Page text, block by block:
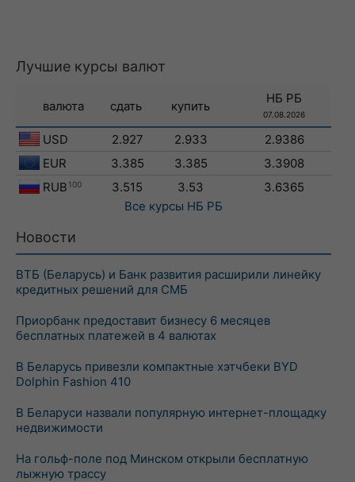
Лучшие курсы валют
валюта сдать купить
НБ РБ
07.08.2026
USD 2.927 2.933
2.9386
EUR
3.385 3.385
3.3908
RUB 100 3.515 3.53
3.6365
Все курсы НБ РБ
Новости
ВТБ (Беларусь) и Банк развития расширили линейку
кредитных решений для СМБ
Приорбанк предоставит бизнесу 6 месяцев
бесплатных платежей в 4 валютах
В Беларусь привезли компактные хэтчбеки BYD
Dolphin Fashion 410
В Беларуси назвали популярную интернет-площадку
недвижимости
На гольф-поле под Минском открыли бесплатную
лыжную трассу